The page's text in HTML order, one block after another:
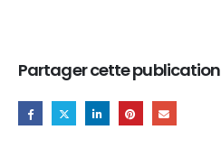
Partager cette publication